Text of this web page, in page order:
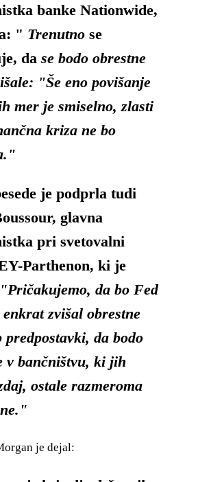
banke Nationwide,
" Trenutno se
da se bodo obrestne
"Še eno povišanje
mer je smiselno, zlasti
kriza ne bo
je podprla tudi
, glavna
pri svetovalni
Parthenon, ki je
"Pričakujemo, da bo Fed
enkrat zvišal obrestne
predpostavki, da bodo
v bančništvu, ki jih
ostale razmeroma
je dejal: